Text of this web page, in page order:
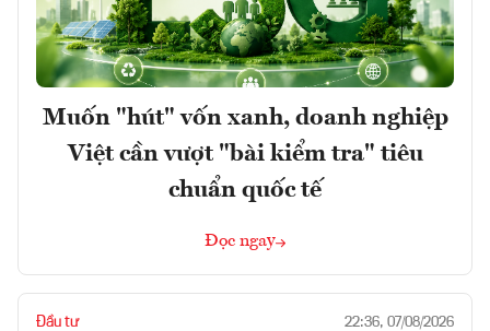
Muốn "hút" vốn xanh, doanh nghiệp
Việt cần vượt "bài kiểm tra" tiêu
chuẩn quốc tế
Đọc ngay
Đầu tư 22:36, 07/08/2026